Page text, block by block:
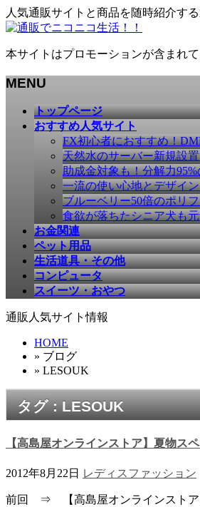
人気通販サイトと商品を随時紹介す
本サイトはプロモーションが含まれて
MENU
トップページ
おすすめ人気サイト
FX初心者におすすめ！
天然水のサーバー新規設
助成金対象も！分解力
一流の使い心地とデザイ
ブルーベリー50倍のポリ
食欲が落ちたシニア犬も
お金関連
ペット用品
生活道具・その他
コンピュータ
スイーツ・おやつ
通販人気サイト情報
HOME
» ブログ
» LESOUK
タグ : LESOUK
【高島屋オンラインストア】夏物ス
2012年8月22日 レディスファッション
前回 ⇒ 【高島屋オンラインストア